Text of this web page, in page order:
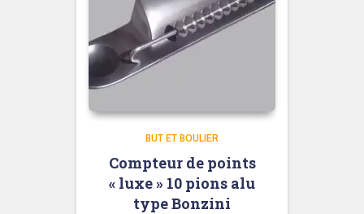
BUT ET BOULIER
Compteur de points
« luxe » 10 pions alu
type Bonzini